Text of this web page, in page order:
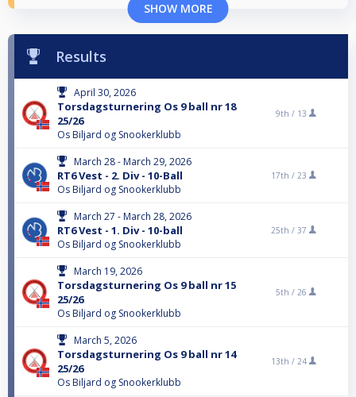
SHOW MORE
Results
April 30, 2026
Torsdagsturnering Os 9 ball nr 18
25/26
Os Biljard og Snookerklubb
9th / 13
March 28 - March 29, 2026
RT6 Vest - 2. Div - 10-Ball
Os Biljard og Snookerklubb
17th / 23
March 27 - March 28, 2026
RT6 Vest - 1. Div - 10-ball
Os Biljard og Snookerklubb
25th / 37
March 19, 2026
Torsdagsturnering Os 9 ball nr 15
25/26
Os Biljard og Snookerklubb
5th / 26
March 5, 2026
Torsdagsturnering Os 9 ball nr 14
25/26
Os Biljard og Snookerklubb
13th / 24